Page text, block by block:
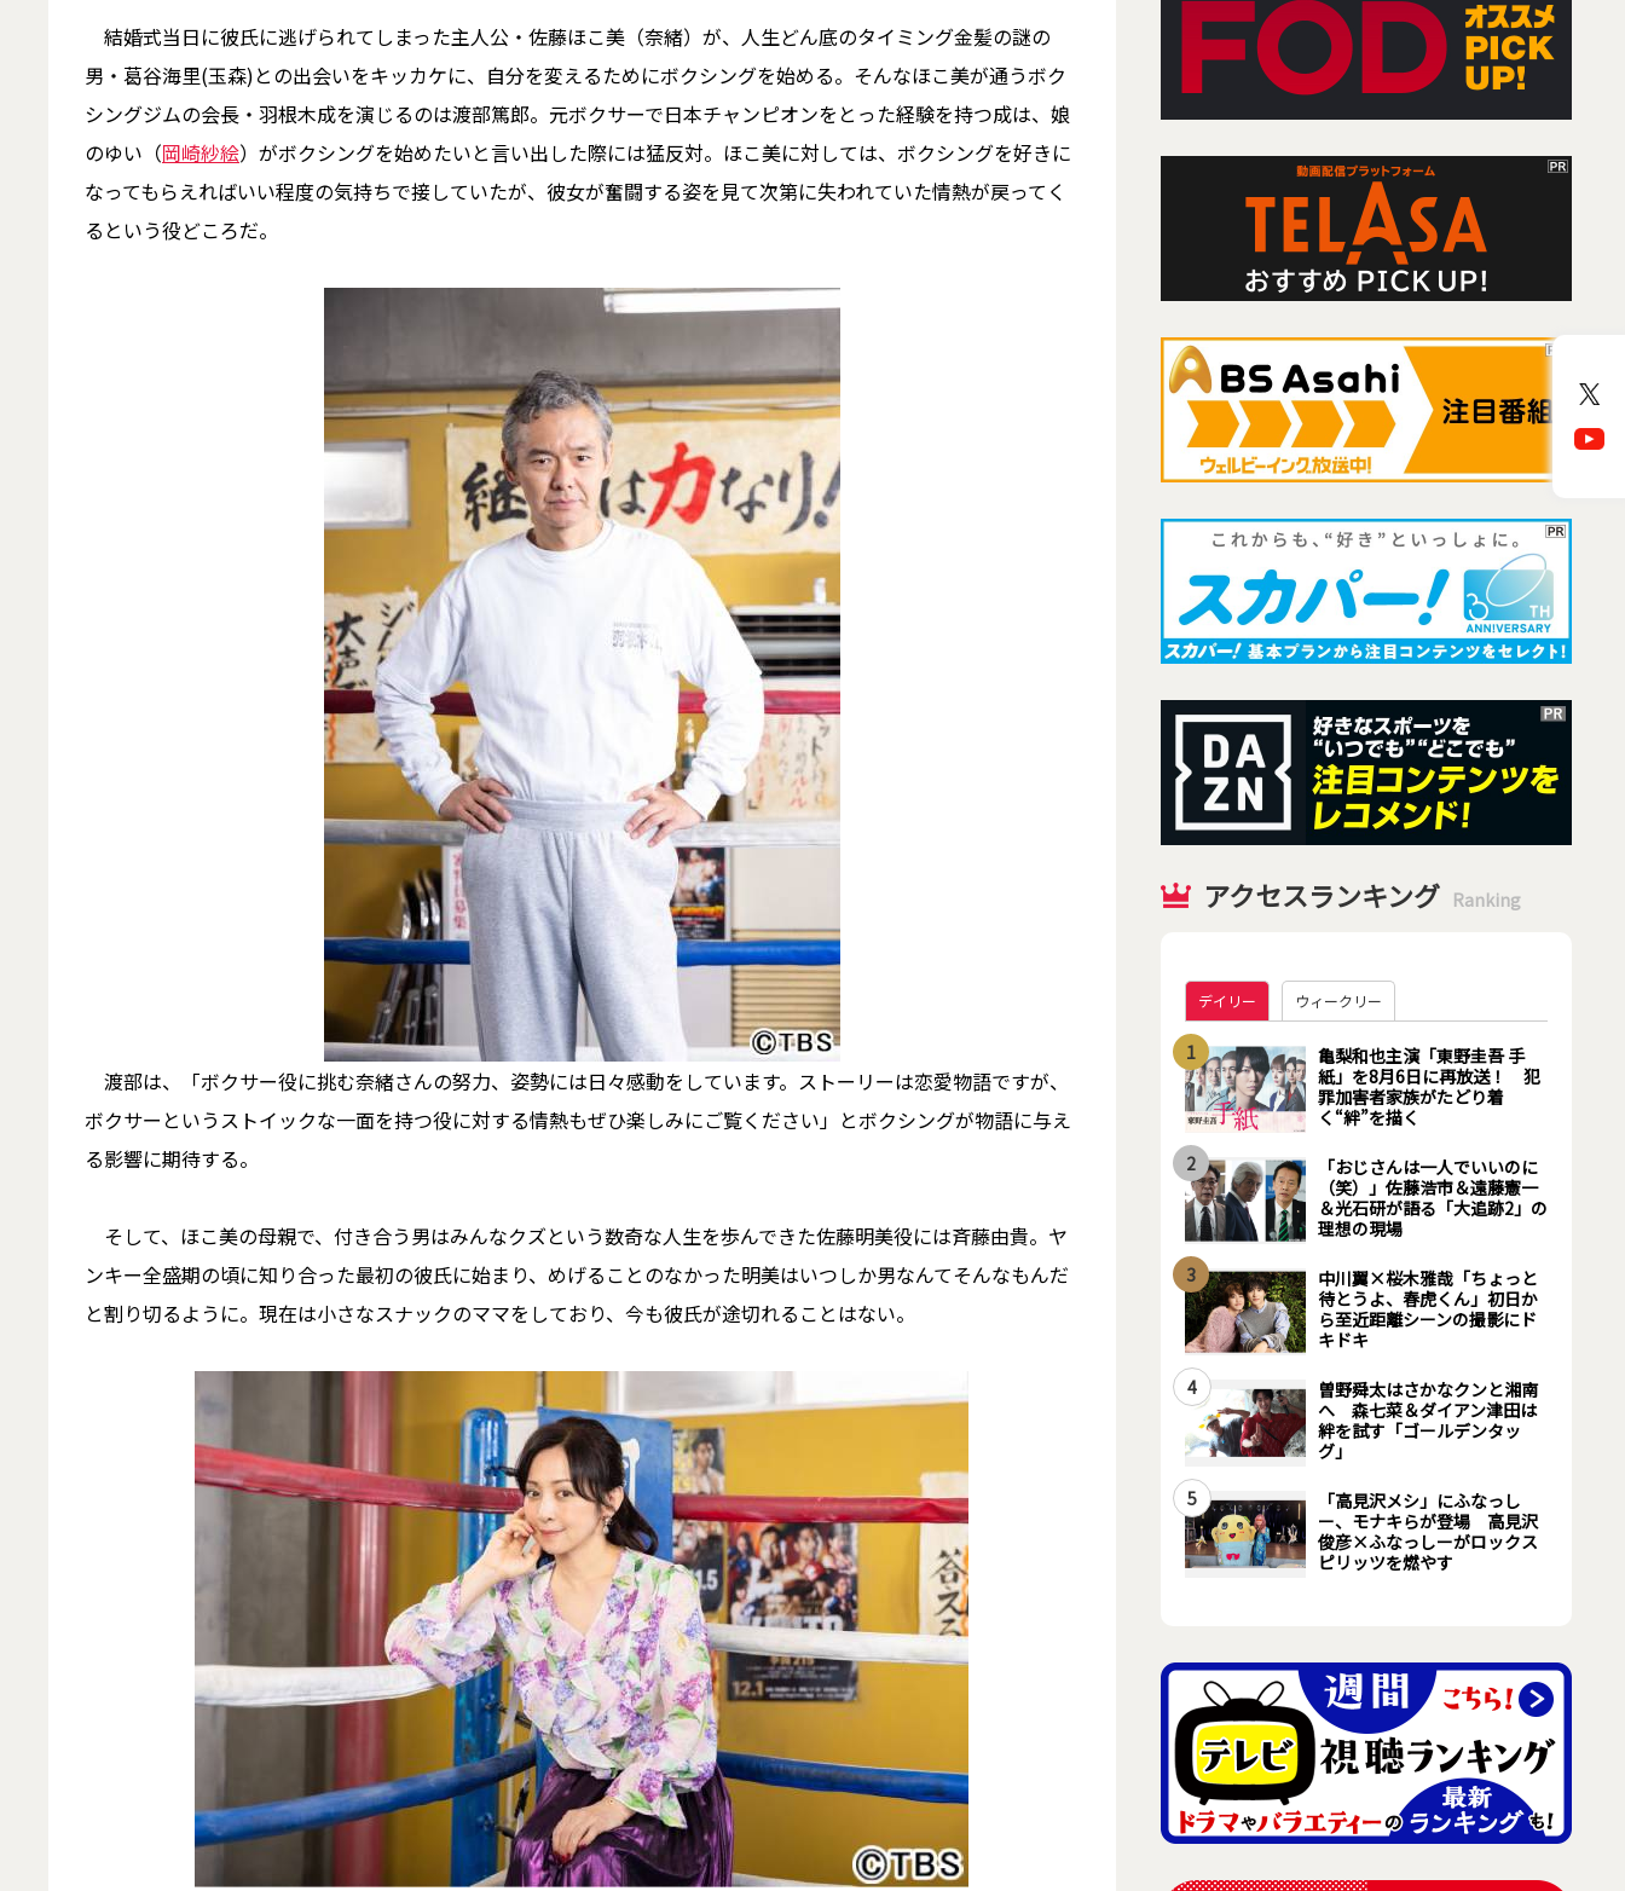
結婚式当日に彼氏に逃げられてしまった主人公・佐藤ほこ美（奈緒）が、人生どん底のタイミング金髪の謎の
男・葛谷海里(玉森)との出会いをキッカケに、自分を変えるためにボクシングを始める。そんなほこ美が通うボク
シングジムの会長・羽根木成を演じるのは渡部篤郎。元ボクサーで日本チャンピオンをとった経験を持つ成は、娘
のゆい（岡崎紗絵）がボクシングを始めたいと言い出した際には猛反対。ほこ美に対しては、ボクシングを好きに
なってもらえればいい程度の気持ちで接していたが、彼女が奮闘する姿を見て次第に失われていた情熱が戻ってく
るという役どころだ。
渡部は、「ボクサー役に挑む奈緒さんの努力、姿勢には日々感動をしています。ストーリーは恋愛物語ですが、
ボクサーというストイックな一面を持つ役に対する情熱もぜひ楽しみにご覧ください」とボクシングが物語に与え
る影響に期待する。
そして、ほこ美の母親で、付き合う男はみんなクズという数奇な人生を歩んできた佐藤明美役には斉藤由貴。ヤ
ンキー全盛期の頃に知り合った最初の彼氏に始まり、めげることのなかった明美はいつしか男なんてそんなもんだ
と割り切るように。現在は小さなスナックのママをしており、今も彼氏が途切れることはない。
アクセスランキング Ranking
デイリー ウィークリー
1
亀梨和也主演「東野圭吾 手
紙」を8月6日に再放送！ 犯
罪加害者家族がたどり着
く“絆”を描く
2
「おじさんは一人でいいのに
（笑）」佐藤浩市＆遠藤憲一
＆光石研が語る「大追跡2」の
理想の現場
3
中川翼×桜木雅哉「ちょっと
待とうよ、春虎くん」初日か
ら至近距離シーンの撮影にド
キドキ
4
曽野舜太はさかなクンと湘南
へ 森七菜＆ダイアン津田は
絆を試す「ゴールデンタッ
グ」
5
「高見沢メシ」にふなっし
ー、モナキらが登場 高見沢
俊彦×ふなっしーがロックス
ピリッツを燃やす